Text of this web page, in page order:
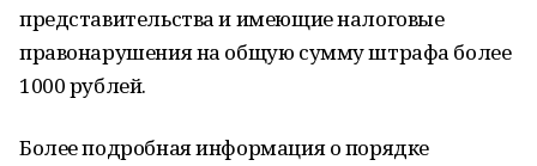
представительства и имеющие налоговые
правонарушения на общую сумму штрафа более
1000 рублей.
Более подробная информация о порядке